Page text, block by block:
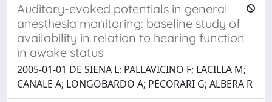
Auditory-evoked potentials in general
anesthesia monitoring: baseline study of
availability in relation to hearing function
in awake status
2005-01-01 DE SIENA L; PALLAVICINO F; LACILLA M;
CANALE A; LONGOBARDO A; PECORARI G; ALBERA R